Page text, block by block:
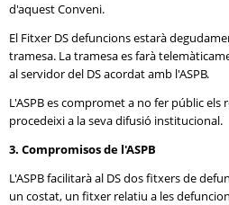
d'aquest Conveni.
El Fitxer DS defuncions estarà
tramesa. La tramesa es farà
al servidor del DS acordat amb l'ASPB.
L'ASPB es compromet a no fer públic els
procedeixi a la seva difusió institucional.
3. Compromisos de l'ASPB
L'ASPB facilitarà al DS dos fitxers de
un costat, un fitxer relatiu a les